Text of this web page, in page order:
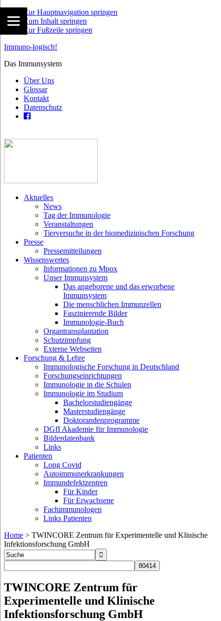
Zur Hauptnavigation springen
Zum Inhalt springen
Zur Fußzeile springen
Immuno-logisch!
Das Immunsystem
Über Uns
Glossar
Kontakt
Datenschutz
Aktuelles
News
Tag der Immunologie
Veranstaltungen
Tierversuche in der biomedizinischen Forschung
Presse
Pressemitteilungen
Wissenswertes
Informationen zu Mpox
Unser Immunsystem
Das angeborene und das erworbene
Immunsystem
Die menschlichen Immunzellen
Faszinierende Bilder
Immunologie-Buch
Organtransplantation
Schutzimpfung
Externe Webseiten
Forschung & Lehre
Immunologische Forschung in Deutschland
Forschungseinrichtungen
Immunologie in die Schulen
Immunologie im Studium
Bachelorstudiengänge
Masterstudiengänge
Doktorandenprogramme
DGfI Akademie für Immunologie
Bilderdatenbank
Links
Patienten
Long Covid
Autoimmunerkrankungen
Immundefektzentren
Für Kinder
Für Erwachsene
Fachimmunologen
Links Patienten
Home > TWINCORE Zentrum für Experimentelle und Klinische
Infektionsforschung GmbH
TWINCORE Zentrum für
Experimentelle und Klinische
Infektionsforschung GmbH